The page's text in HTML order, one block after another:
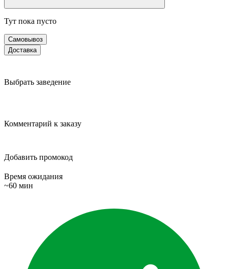
Тут пока пусто
Самовывоз
Доставка
Выбрать заведение
Комментарий к заказу
Добавить промокод
Время ожидания
~60 мин